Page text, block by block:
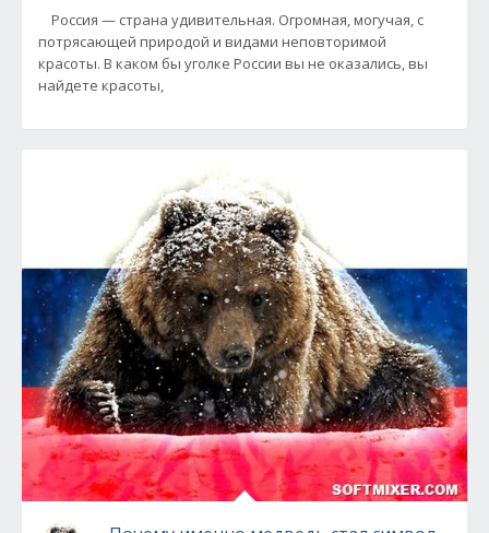
Россия — страна удивительная. Огромная, могучая, с
потрясающей природой и видами неповторимой
красоты. В каком бы уголке России вы не оказались, вы
найдете красоты,